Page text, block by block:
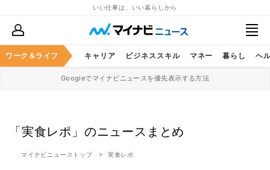
いい仕事は、いい暮らしから
ワーク＆ライフ キャリア ビジネススキル マネー 暮らし ヘ
Googleでマイナビニュースを優先表示する方法
「実食レポ」のニュースまとめ
マイナビニューストップ 実食レポ